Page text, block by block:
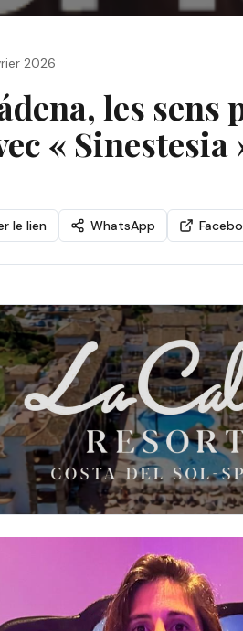
2026
les sens
« Sinestesia
le lien WhatsApp